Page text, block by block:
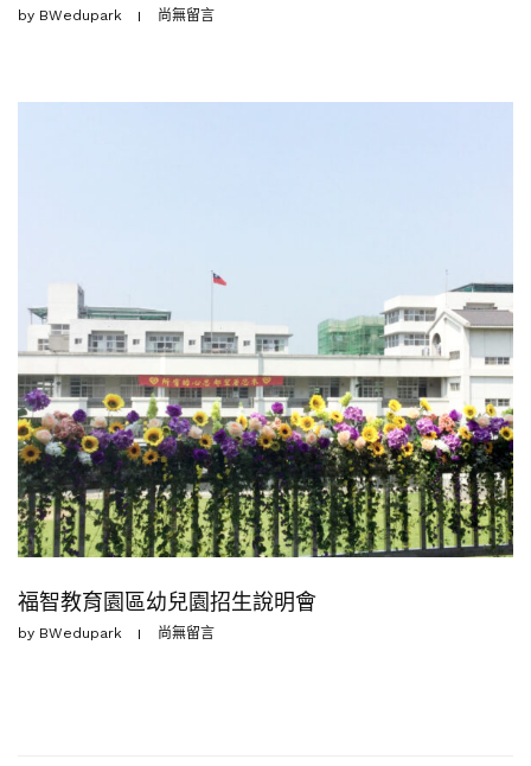
by BWedupark 尚無留言
福智教育園區幼兒園招生說明會
by BWedupark 尚無留言